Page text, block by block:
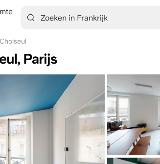
Parijs